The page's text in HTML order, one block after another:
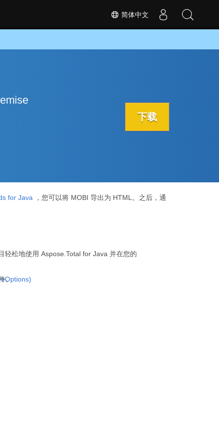
简体中文
下载
for Java ，您可以将 MOBI 导出为 HTML。之后，通
轻松地使用 Aspose.Total for Java 并在您的
。